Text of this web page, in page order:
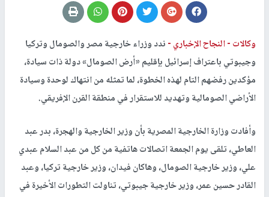
وكالات -النجاح الإخباري -ندد وزراء خارجية مصر والصومال وتركيا
وجيبوتي باعتراف إسرائيل بإقليم «أرض الصومال» دولة ذات سيادة،
مؤكدين رفضهم التام لهذه الخطوة، لما تمثله من انتهاك لوحدة وسيادة
الأراضي الصومالية وتهديد للاستقرار في منطقة القرن الإفريقي.
وأفادت وزارة الخارجية المصرية بأن وزير الخارجية والهجرة، بدر عبد
العاطي، تلقى يوم الجمعة اتصالات هاتفية من كل من عبد السلام عبدي
علي، وزير خارجية الصومال، وهاكان فيدان، وزير خارجية تركيا، وعبد
القادر حسين عمر، وزير خارجية جيبوتي، تناولت التطورات الأخيرة في